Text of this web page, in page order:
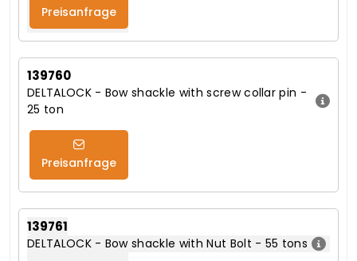
Preisanfrage
139760
DELTALOCK - Bow shackle with screw collar pin -
25 ton
Preisanfrage
139761
DELTALOCK - Bow shackle with Nut Bolt - 55 tons